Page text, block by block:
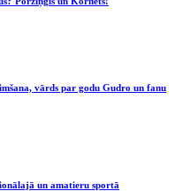
vārds par godu Gudro un fanu
un amatieru sportā